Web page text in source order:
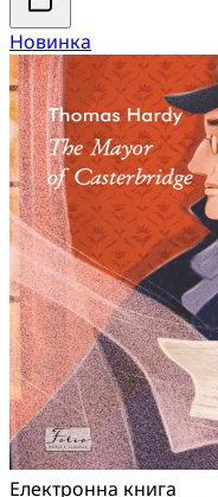
Новинка
Електронна книга